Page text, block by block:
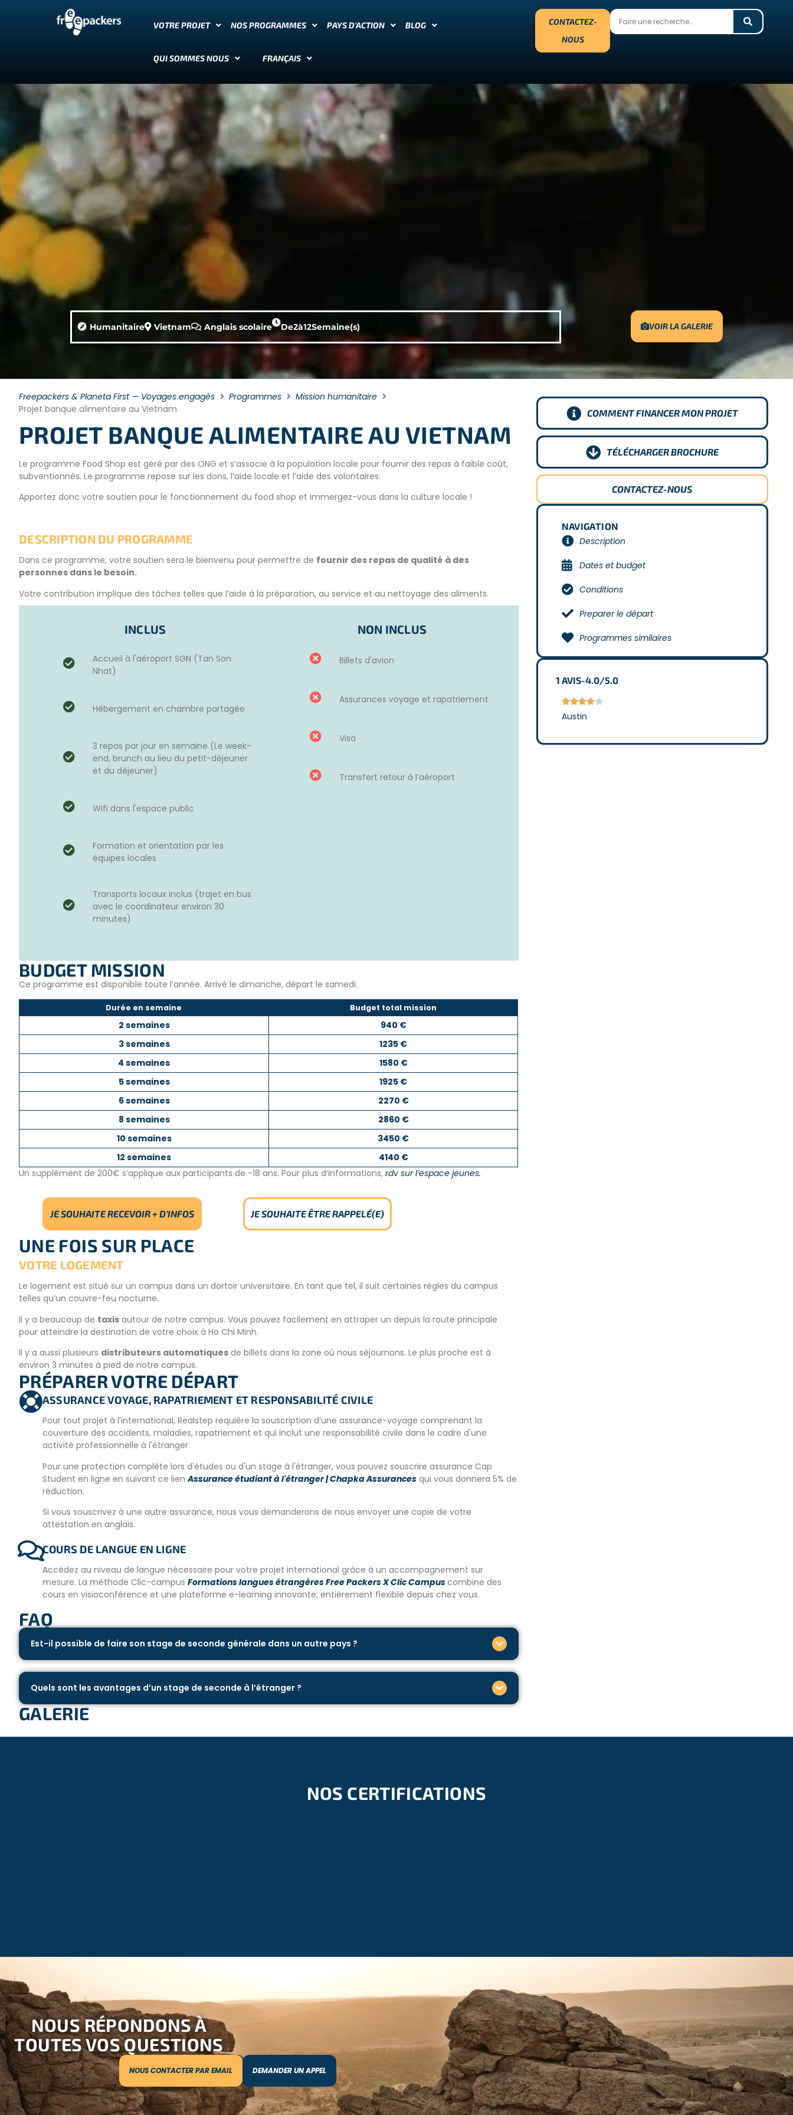
VOTRE PROJET NOS PROGRAMMES PAYS D’ACTION BLOG
QUI SOMMES NOUS FRANÇAIS
CONTACTEZ-
NOUS
Humanitaire Vietnam Anglais scolaire De2à12Semaine(s) VOIR LA GALERIE
Freepackers & Planeta First — Voyages engagés Programmes
Mission humanitaire
Projet banque alimentaire au Vietnam
PROJET BANQUE ALIMENTAIRE AU VIETNAM
Le programme Food Shop est géré par des ONG et s’associe à la population locale pour fournir des repas à faible coût,
subventionnés. Le programme repose sur les dons, l’aide locale et l’aide des volontaires.
Apportez donc votre soutien pour le fonctionnement du food shop et immergez-vous dans la culture locale !
DESCRIPTION DU PROGRAMME
Dans ce programme, votre soutien sera le bienvenu pour permettre de fournir des repas de qualité à des
personnes dans le besoin.
Votre contribution implique des tâches telles que l’aide à la préparation, au service et au nettoyage des aliments.
fonctionne sous la direction d’une ONG, en collaboration avec des habitants.
fermeture d’un mois autour de la fête du Têt. Pendant ces périodes, les volontaires prépareront des repas sur place
dans la cuisine de notre hébergement et les repas gratuits seront distribués aux patients et aux travailleurs locaux d’un
En tant que volontaire, vous pourrez effectuer diverses tâches :
Aider à la préparation des aliments pour le déjeuner.
Garder l’équipement de cuisson propre.
Vous ne pourrez cependant pas cuisiner, cela relevant de la responsabilité légale de l’établissement.
BUTS ET OBJECTIFS
propres, sains et à faible coût.
Avoir une expérience pratique en cuisine et un aperçu de la préparation des aliments.
Aider le personnel local avec des mains supplémentaires dans leur magasin.
Ce programme est à la foisstimulant,engageantet constitue une expérience pleine derencontres
INCLUS
Accueil à l'aéroport SGN (Tan Son
Nhat)
Hébergement en chambre partagée
3 repas par jour en semaine (Le week-
end, brunch au lieu du petit-déjeuner
et du déjeuner)
Wifi dans l'espace public
Formation et orientation par les
équipes locales
Transports locaux inclus (trajet en bus
avec le coordinateur environ 30
minutes)
NON INCLUS
Billets d'avion
Assurances voyage et rapatriement
Visa
Transfert retour à l’aéroport
BUDGET MISSION
Ce programme est disponible toute l’année. Arrivé le dimanche, départ le samedi.
Durée en semaine Budget total mission
2 semaines
940 €
3 semaines
1235 €
4 semaines
1580 €
5 semaines
1925 €
6 semaines
2270 €
8 semaines
2860 €
10 semaines
3450 €
12 semaines
4140 €
Un supplément de 200€ s’applique aux participants de -18 ans. Pour plus d’informations, rdv sur l’espace jeunes.
JE SOUHAITE RECEVOIR + D’INFOS JE SOUHAITE ÊTRE RAPPELÉ(E)
UNE FOIS SUR PLACE
VOTRE LOGEMENT
Le logement est situé sur un campus dans un dortoir universitaire. En tant que tel, il suit certaines règles du campus
telles qu’un couvre-feu nocturne.
Il y a beaucoup de taxis autour de notre campus. Vous pouvez facilement en attraper un depuis la route principale
pour atteindre la destination de votre choix à Ho Chi Minh.
Il y a aussi plusieurs distributeurs automatiques de billets dans la zone où nous séjournons. Le plus proche est à
environ 3 minutes à pied de notre campus.
Il y a de bonscafés locaux, desdépanneurs,des supermarchés,
à côté de notre dortoir. Un endroit magnifique et paisible où vous pourrez déguster des jus de fruits frais, des collations,
etc.
Toutes les commodités nécessaires se trouvent dans la ville, n’oubliez pas que nous sommes situés dans la capitale du
pays après tout !
LES REPAS
Trois repas de style asiatique (petit-déjeuner, déjeuner et dîner) sont fournis tous les jours du programme, et le week-
end uniquement le brunch et le dîner. Cependant, des repas seront aussi servis en fonction de vos besoins alimentaires,
merci de nous en informer à l’avance.
HO CHI MINH
Plus grande ville du pays, vibrante d’énergie, d’innovation et de circulation, Ho Chi Minh, anciennement connue sous le
en roue libre, le paysage urbain dynamique de HCHC rassemble l’ancien et le nouveau Vietnam dans les espaces les
plus compacts, représentant le passé et l’avenir de la ville. La ville n’est pas seulement le principal centre économique
du Vietnam, mais aussi de nombreuses empreintes culturelles et historiques au cours de ses plus de 300 ans d’histoire
de développement.
D’autre part, le centre d’hébergement est situé au 23/8 Hoang Viet Ward 4, district de Tan Binh, Ho Chi Minh-Ville. Il vous
faut environ dix (10) minutes (2,7 km) depuis l’aéroport (Aéroport international de Tan Son Nhat) et une quinzaine (15-
20) minutes depuis le centre-ville.
PRÉPARER VOTRE DÉPART
ASSURANCE VOYAGE, RAPATRIEMENT ET RESPONSABILITÉ CIVILE
Pour tout projet à l’international, Realstep requière la souscription d’une assurance-voyage comprenant la
couverture des accidents, maladies, rapatriement et qui inclut une responsabilité civile dans le cadre d'une
activité professionnelle à l'étranger
Pour une protection complète lors d'études ou d'un stage à l'étranger, vous pouvez souscrire assurance Cap
Student en ligne en suivant ce lienAssurance étudiant à l'étranger | Chapka Assurances qui vous donnera 5% de
réduction.
Si vous souscrivez à une autre assurance, nous vous demanderons de nous envoyer une copie de votre
attestation en anglais.
COURS DE LANGUE EN LIGNE
Accédez au niveau de langue nécessaire pour votre projet international grâce à un accompagnement sur
mesure. La méthode Clic-campus Formations langues étrangères Free Packers X Clic Campuscombine des
cours en visioconférence et une plateforme e-learning innovante, entièrement flexible depuis chez vous.
FAQ
Est-il possible de faire son stage de seconde générale dans un autre pays ?
Quels sont les avantages d’un stage de seconde à l’étranger ?
GALERIE
COMMENT FINANCER MON PROJET
TÉLÉCHARGER BROCHURE
CONTACTEZ-NOUS
NAVIGATION
Description
Dates et budget
Conditions
Preparer le départ
Programmes similaires
1 AVIS-4.0/5.0

Austin
NOS CERTIFICATIONS
NOUS RÉPONDONS À
TOUTES VOS QUESTIONS
NOUS CONTACTER PAR EMAIL DEMANDER UN APPEL